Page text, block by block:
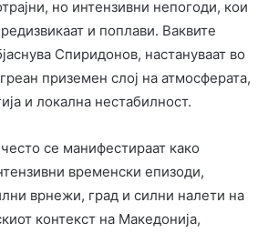
но интензивни непогоди, кои
и поплави. Ваквите
Спиридонов, настануваат во
приземен слој на атмосферата,
и локална нестабилност.
се манифестираат како
временски епизоди,
врнежи, град и силни налети на
контекст на Македонија,